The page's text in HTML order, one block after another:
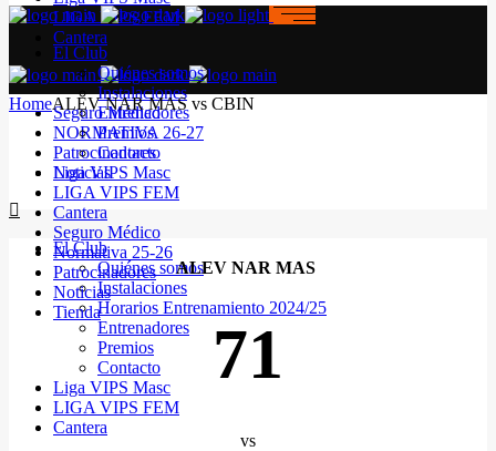
LIGA VIPS FEM
Cantera
Seguro Médico
NORMATIVA 26-27
Patrocinadores
Noticias
El Club
Quiénes somos
Instalaciones
Horarios Entrenamiento 2024/25
Entrenadores
Premios
Contacto
Liga VIPS Masc
LIGA VIPS FEM
Cantera
El Club
Quiénes somos
Instalaciones
Entrenadores
Premios
Contacto
Liga VIPS Masc
LIGA VIPS FEM
Cantera
Seguro Médico
Normativa 25-26
Patrocinadores
Noticias
Tienda
HomeALEV NAR MAS vs CBIN
ALEV NAR MAS
71
vs